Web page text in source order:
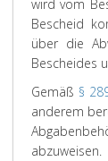
wird vom
Bescheid
über die
Bescheides
Gemäß §
anderem